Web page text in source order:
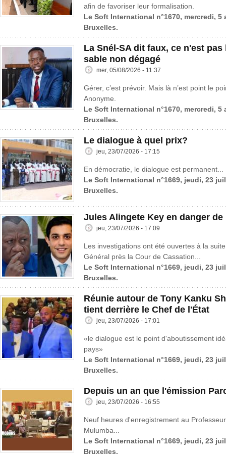
afin de favoriser leur formalisation.
Le Soft International n°1670, mercredi, 5
Bruxelles.
La Snél-SA dit faux, ce n'est
sable non dégagé
mer, 05/08/2026 - 11:37
Gérer, c’est prévoir. Mais là n’est point le
Anonyme.
Le Soft International n°1670, mercredi, 5
Bruxelles.
Le dialogue à quel prix?
jeu, 23/07/2026 - 17:15
En démocratie, le dialogue est permanent...
Le Soft International n°1669, jeudi, 23
Bruxelles.
Jules Alingete Key en danger de
jeu, 23/07/2026 - 17:09
Les investigations ont été ouvertes à la
Général près la Cour de Cassation...
Le Soft International n°1669, jeudi, 23
Bruxelles.
Réunie autour de Tony Kanku
tient derrière le Chef de l'État
jeu, 23/07/2026 - 17:01
«le dialogue est le point d'aboutissement
pays»
Le Soft International n°1669, jeudi, 23
Bruxelles.
Depuis un an que l'émission
jeu, 23/07/2026 - 16:55
Neuf heures d'enregistrement au
Mulumba...
Le Soft International n°1669, jeudi, 23
Bruxelles.